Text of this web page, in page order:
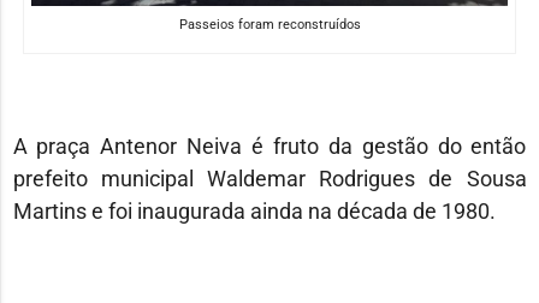
Passeios foram reconstruídos
A praça Antenor Neiva é fruto da gestão do então
prefeito municipal Waldemar Rodrigues de Sousa
Martins e foi inaugurada ainda na década de 1980.